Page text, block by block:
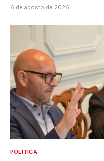
6 de agosto de 2026
POLÍTICA